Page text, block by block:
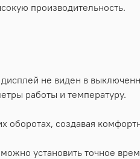
производительность.
не виден в
работы и температуру.
оборотах, создавая
установить точное